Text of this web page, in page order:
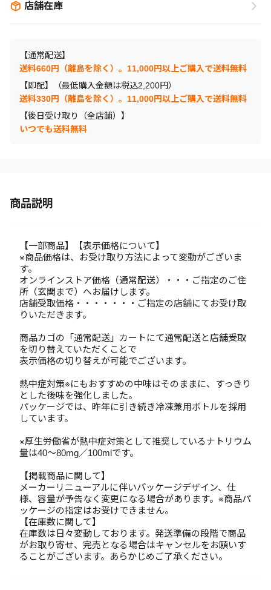
店舗在庫
【通常配送】
送料660円（離島を除く）。11,000円以上ご購入で送料無料
【即配】（最低購入金額は税込2,200円）
送料330円（離島を除く）。11,000円以上ご購入で送料無料
【後日受け取り（全店舗）】
いつでも送料無料
商品説明
【一部商品】【表示価格について】
※商品価格は、お受け取り方法によって変動がございま
す。
オンラインストア価格（通常配送）・・・ご指定のご住
所（玄関まで）へお届けします。
店舗受取価格・・・・・・・ご指定の店舗にてお受け取
りいただきます。
商品カゴの「通常配送」カートにて通常配送と店舗受取
を切り替えていただくことで
表示価格の切り替えが可能でございます。
熱中症対策※にもおすすめの中味はそのままに、すっきり
とした後味を強化しました。
パッケージでは、昨年に引き続き冷凍兼用ボトルを採用
しています。
※厚生労働省が熱中症対策として推奨しているナトリウム
量は40～80mg／100mlです。
【掲載商品に関して】
メーカーリニューアルに伴いパッケージデザイン、仕
様、容量が予告なく変更になる場合があります。※商品パ
ッケージの指定はお受けできません。
【在庫数に関して】
在庫数は日々変動しております。発送準備の段階で商品
がお取り寄せ、完売となる場合はキャンセルをお願いす
ることがございます。あらかじめご了承ください。